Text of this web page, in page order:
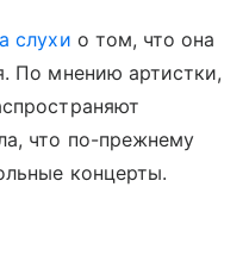
слухи о том, что она
По мнению артистки,
что по-прежнему
концерты.